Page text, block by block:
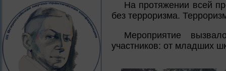
На протяжении всей
без терроризма.
Мероприятие
участников: от младших